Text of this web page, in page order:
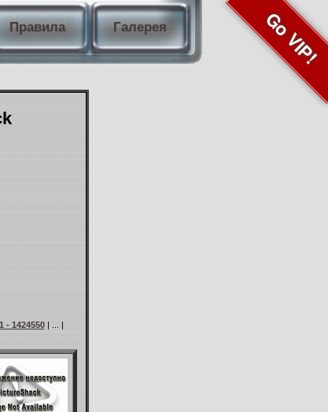
Правила Галерея Go VIP!
- 1424550| ... |